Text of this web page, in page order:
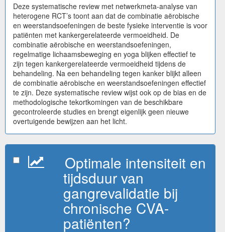
Deze systematische review met netwerkmeta-analyse van
heterogene RCT’s toont aan dat de combinatie aërobische
en weerstandsoefeningen de beste fysieke interventie is voor
patiënten met kankergerelateerde vermoeidheid. De
combinatie aërobische en weerstandsoefeningen,
regelmatige lichaamsbeweging en yoga blijken effectief te
zijn tegen kankergerelateerde vermoeidheid tijdens de
behandeling. Na een behandeling tegen kanker blijkt alleen
de combinatie aërobische en weerstandsoefeningen effectief
te zijn. Deze systematische review wijst ook op de bias en de
methodologische tekortkomingen van de beschikbare
gecontroleerde studies en brengt eigenlijk geen nieuwe
overtuigende bewijzen aan het licht.
Optimale intensiteit en
tijdsduur van
gangrevalidatie bij
chronische CVA-
patiënten?